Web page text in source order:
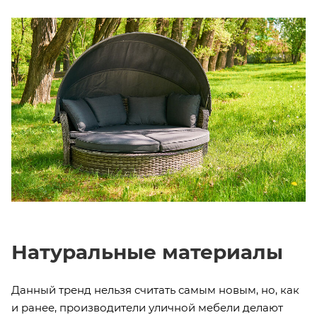
Натуральные материалы
Данный тренд нельзя считать самым новым, но, как
и ранее, производители уличной мебели делают